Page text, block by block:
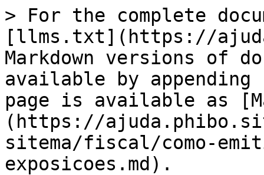
> For the complete
[llms.txt](https://
Markdown versions of
available by
page is available as
(https://
sitema/fiscal/como-
exposicoes.md).